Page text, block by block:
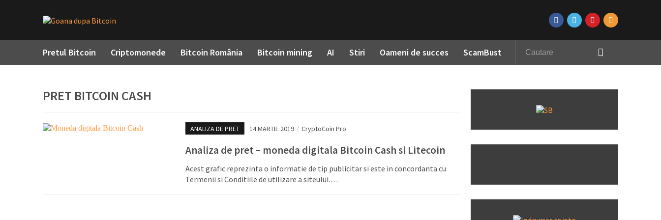
Pretul Bitcoin Criptomonede Bitcoin România Bitcoin mining AI Stiri Oameni de succes ScamBust
PRET BITCOIN CASH
ANALIZA DE PRET 14 MARTIE 2019 / CryptoCoin Pro
Analiza de pret – moneda digitala Bitcoin Cash si Litecoin
Acest grafic reprezinta o informatie de tip publicitar si este in concordanta cu
Termenii si Conditiile de utilizare a siteului.…